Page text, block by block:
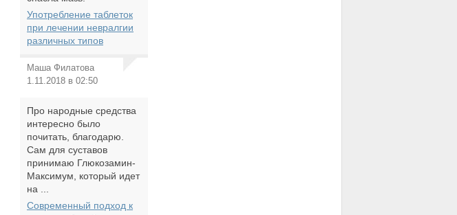
Употребление таблеток
при лечении невралгии
различных типов
Маша Филатова
1.11.2018 в 02:50
Про народные средства
интересно было
почитать, благодарю.
Сам для суставов
принимаю Глюкозамин-
Максимум, который идет
на ...
Современный подход к